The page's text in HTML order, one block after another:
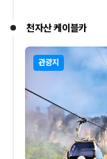
천자산 케이블카
관광지